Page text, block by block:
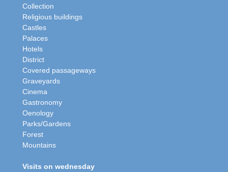
Collection
Religious buildings
Castles
Palaces
Hotels
District
Covered passageways
Graveyards
Cinema
Gastronomy
Oenology
Parks/Gardens
Forest
Mountains
Visits on wednesday